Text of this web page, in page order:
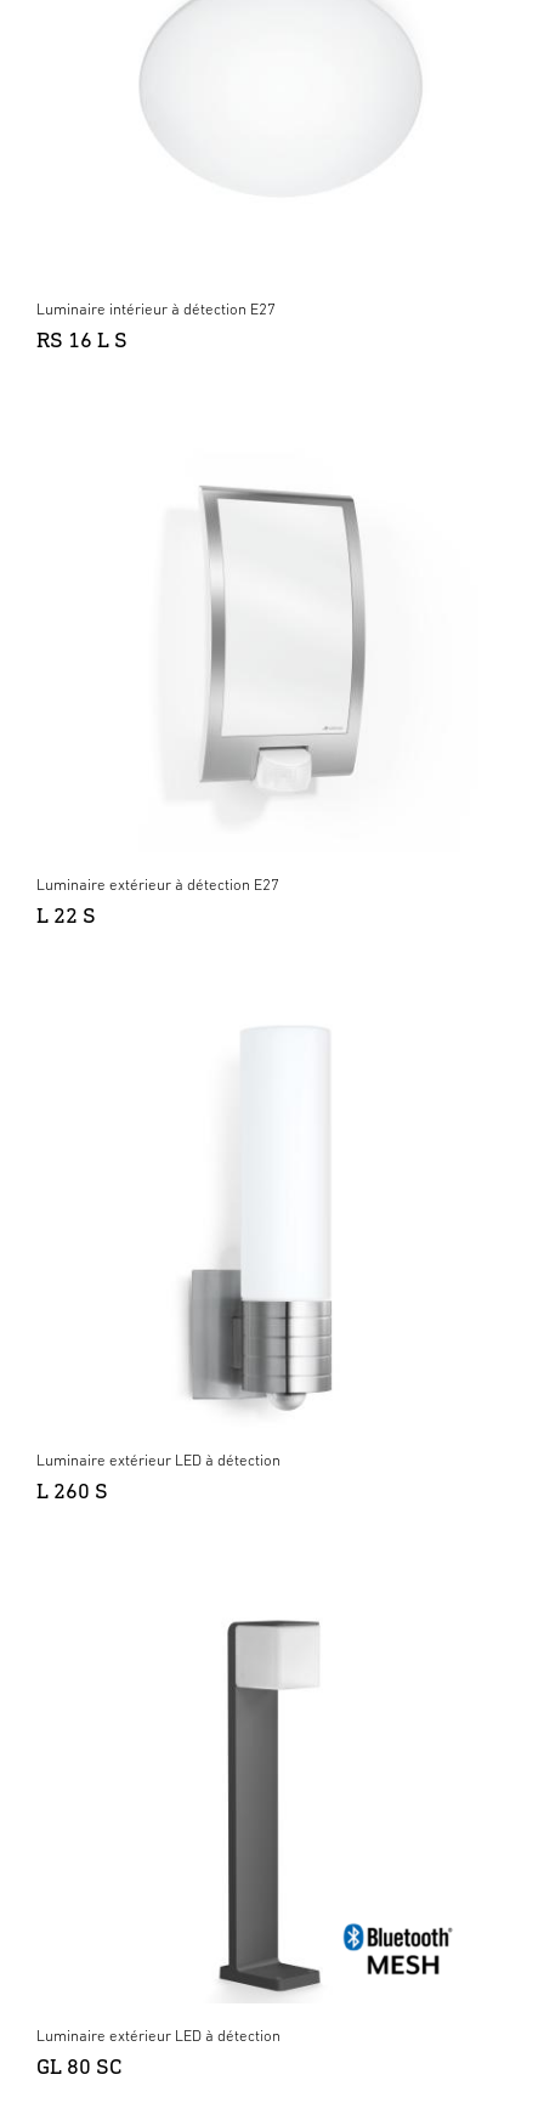
Luminaire intérieur à détection E27
RS 16 L S
Luminaire extérieur à détection E27
L 22 S
Luminaire extérieur LED à détection
L 260 S
Luminaire extérieur LED à détection
GL 80 SC